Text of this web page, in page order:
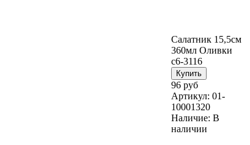
Салатник 15,5см
360мл Оливки
с6-3116
96 руб
Артикул: 01-
10001320
Наличие: В
наличии